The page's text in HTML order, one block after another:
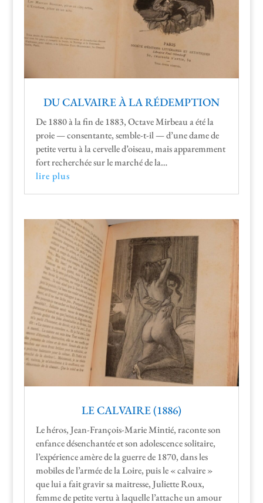
DU CALVAIRE À LA RÉDEMPTION
De 1880 à la fin de 1883, Octave Mir­beau a été la
proie — con­sen­tante, sem­ble-t-il — d’une dame de
petite ver­tu à la cervelle d’oiseau, mais apparem­ment
fort recher­chée sur le marché de la…
lire plus
LE CALVAIRE (1886)
Le héros, Jean-François-Marie Mintié, racon­te son
enfance désen­chan­tée et son ado­les­cence soli­taire,
l’expérience amère de la guerre de 1870, dans les
mobiles de l’armée de la Loire, puis le « cal­vaire »
que lui a fait gravir sa maitresse, Juli­ette Roux,
femme de petite ver­tu à laque­lle l’attache un amour